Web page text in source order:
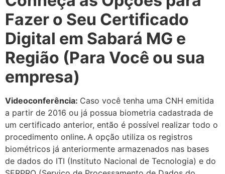
Fazer o Seu Certificado
Digital em Sabará MG e
Região (Para Você ou sua
empresa)
Videoconferência: Caso você tenha uma CNH emitida
a partir de 2016 ou já possua biometria cadastrada de
um certificado anterior, então é possível realizar todo o
procedimento online. A opção utiliza os registros
biométricos já anteriormente armazenados nas bases
de dados do ITI (Instituto Nacional de Tecnologia) e do